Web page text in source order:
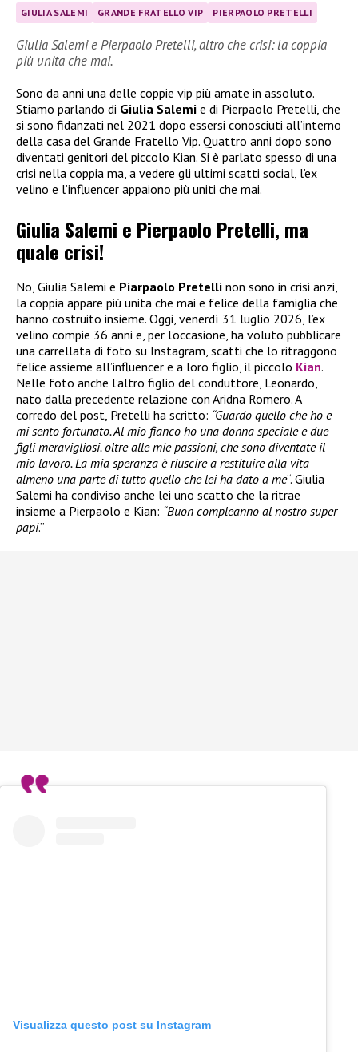
GIULIA SALEMI GRANDE FRATELLO VIP PIERPAOLO PRETELLI
Giulia Salemi e Pierpaolo Pretelli, altro che crisi: la coppia
più unita che mai.
Sono da anni una delle coppie vip più amate in assoluto.
Stiamo parlando di Giulia Salemi e di Pierpaolo Pretelli, che
si sono fidanzati nel 2021 dopo essersi conosciuti all’interno
della casa del Grande Fratello Vip. Quattro anni dopo sono
diventati genitori del piccolo Kian. Si è parlato spesso di una
crisi nella coppia ma, a vedere gli ultimi scatti social, l’ex
velino e l’influencer appaiono più uniti che mai.
Giulia Salemi e Pierpaolo Pretelli, ma
quale crisi!
No, Giulia Salemi e Piarpaolo Pretelli non sono in crisi anzi,
la coppia appare più unita che mai e felice della famiglia che
hanno costruito insieme. Oggi, venerdì 31 luglio 2026, l’ex
velino compie 36 anni e, per l’occasione, ha voluto pubblicare
una carrellata di foto su Instagram, scatti che lo ritraggono
felice assieme all’influencer e a loro figlio, il piccolo Kian.
Nelle foto anche l’altro figlio del conduttore, Leonardo,
nato dalla precedente relazione con Aridna Romero. A
corredo del post, Pretelli ha scritto: “Guardo quello che ho e
mi sento fortunato. Al mio fianco ho una donna speciale e due
figli meravigliosi. oltre alle mie passioni, che sono diventate il
mio lavoro. La mia speranza è riuscire a restituire alla vita
almeno una parte di tutto quello che lei ha dato a me“. Giulia
Salemi ha condiviso anche lei uno scatto che la ritrae
insieme a Pierpaolo e Kian: “Buon compleanno al nostro super
papi.”
Visualizza questo post su Instagram